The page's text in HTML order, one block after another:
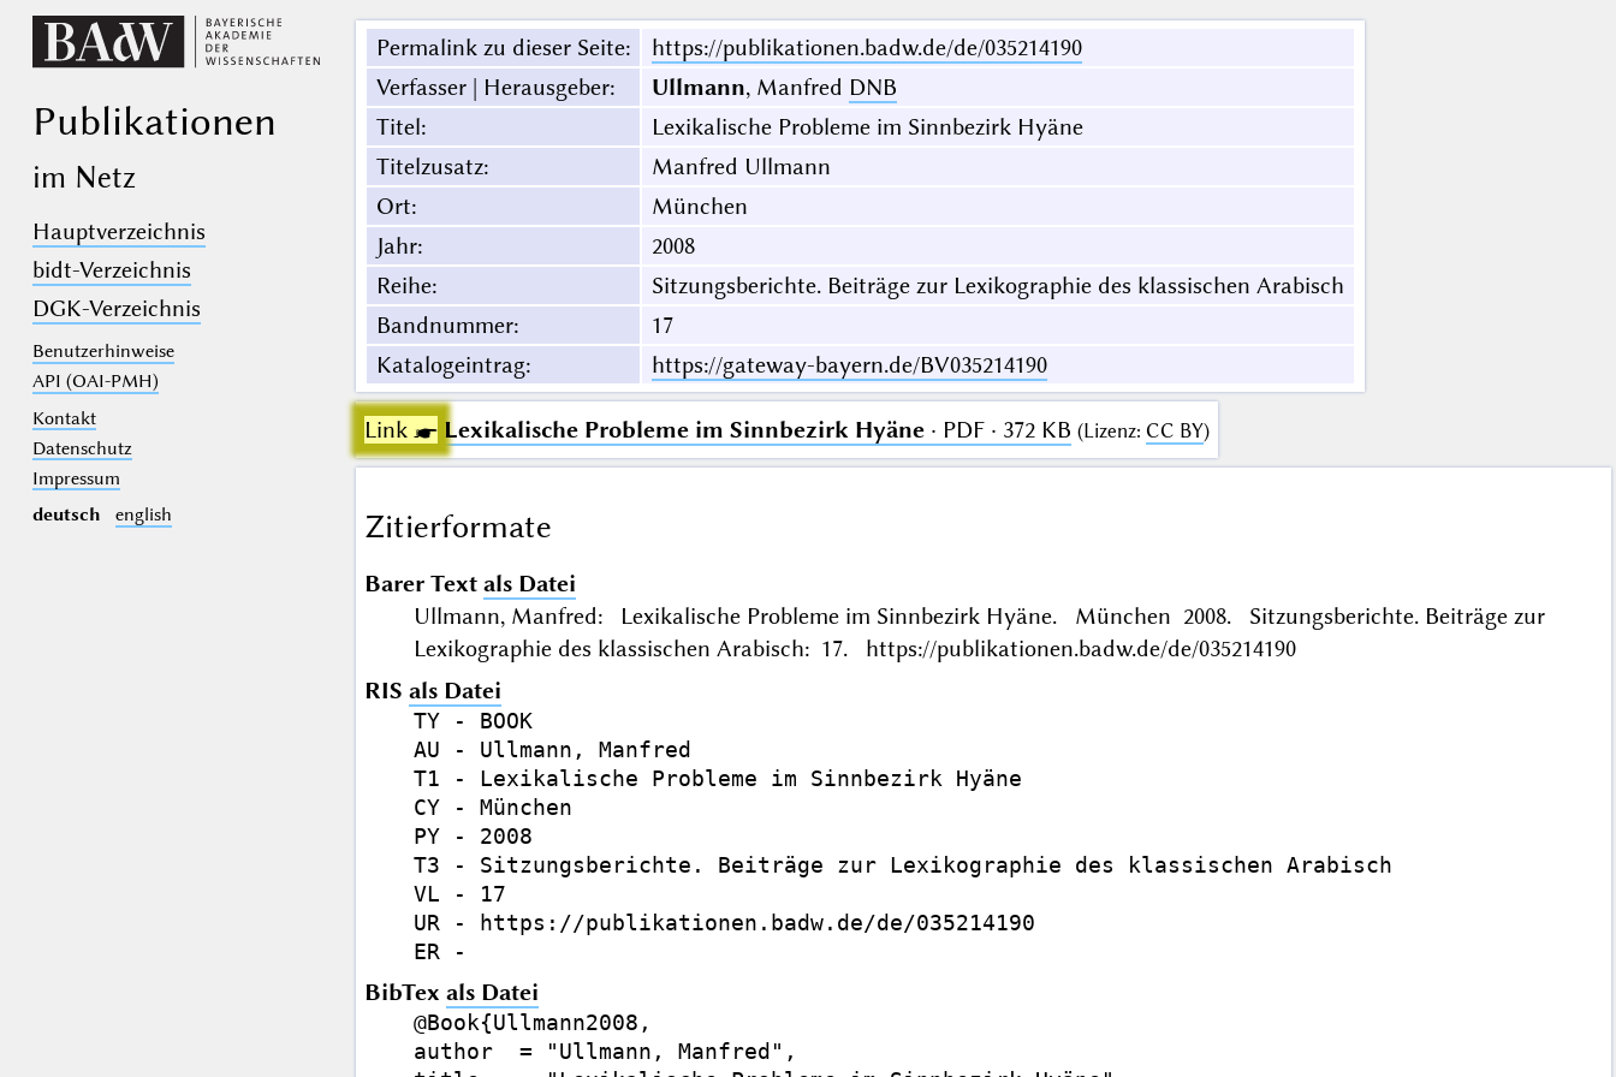
Publikationen
im Netz
Hauptverzeichnis
bidt-Verzeichnis
DGK-Verzeichnis
Benutzerhinweise
API (OAI-PMH)
Kontakt
Datenschutz
Impressum
deutsch
english
Permalink zu dieser Seite:
https://publikationen.badw.de/de/035214190
Verfasser | Herausgeber: Ullmann, Manfred DNB
Titel:
Lexikalische Probleme im Sinnbezirk Hyäne
Titelzusatz:
Manfred Ullmann
Ort:
München
Jahr:
2008
Reihe:
Sitzungsberichte. Beiträge zur Lexikographie des klassischen Arabisch
Bandnummer:
17
Katalogeintrag: https://gateway-bayern.de/BV035214190
Link ☛ Lexikalische Probleme im Sinnbezirk Hyäne· PDF · 372 KB (Lizenz: CC BY)
Zitierformate
Barer Text als Datei
Ullmann, Manfred: Lexikalische Probleme im Sinnbezirk Hyäne. München 2008. Sitzungsberichte. Beiträge zur
Lexikographie des klassischen Arabisch: 17. https://publikationen.badw.de/de/035214190
RIS als Datei
TY - BOOK
AU - Ullmann, Manfred
T1 - Lexikalische Probleme im Sinnbezirk Hyäne
CY - München
PY - 2008
T3 - Sitzungsberichte. Beiträge zur Lexikographie des klassischen Arabisch
VL - 17
UR - https://publikationen.badw.de/de/035214190
BibTex als Datei
@Book{Ullmann2008,
author  = "Ullmann, Manfred",